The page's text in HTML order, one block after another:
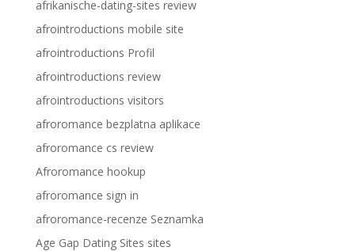
afrikanische-dating-sites review
afrointroductions mobile site
afrointroductions Profil
afrointroductions review
afrointroductions visitors
afroromance bezplatna aplikace
afroromance cs review
Afroromance hookup
afroromance sign in
afroromance-recenze Seznamka
Age Gap Dating Sites sites